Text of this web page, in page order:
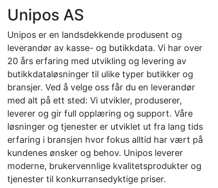
Unipos AS
Unipos er en landsdekkende produsent og
leverandør av kasse- og butikkdata. Vi har over
20 års erfaring med utvikling og levering av
butikkdataløsninger til ulike typer butikker og
bransjer. Ved å velge oss får du en leverandør
med alt på ett sted: Vi utvikler, produserer,
leverer og gir full opplæring og support. Våre
løsninger og tjenester er utviklet ut fra lang tids
erfaring i bransjen hvor fokus alltid har vært på
kundenes ønsker og behov. Unipos leverer
moderne, brukervennlige kvalitetsprodukter og
tjenester til konkurransedyktige priser.